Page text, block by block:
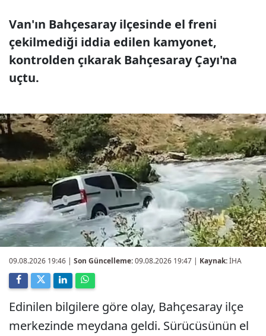
Van'ın Bahçesaray ilçesinde el freni
çekilmediği iddia edilen kamyonet,
kontrolden çıkarak Bahçesaray Çayı'na
uçtu.
09.08.2026 19:46 | Son Güncelleme:09.08.2026 19:47 | Kaynak:İHA
Edinilen bilgilere göre olay, Bahçesaray ilçe
merkezinde meydana geldi. Sürücüsünün el